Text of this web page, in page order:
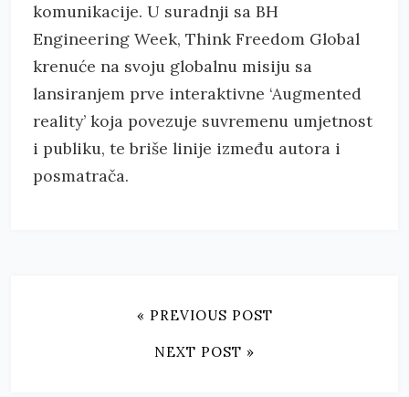
komunikacije. U suradnji sa BH
Engineering Week, Think Freedom Global
krenuće na svoju globalnu misiju sa
lansiranjem prve interaktivne ‘Augmented
reality’ koja povezuje suvremenu umjetnost
i publiku, te briše linije između autora i
posmatrača.
« PREVIOUS POST
NEXT POST »